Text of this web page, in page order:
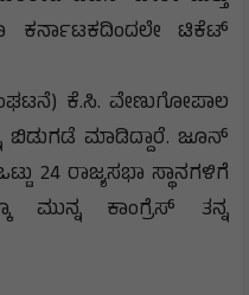
ಟಿಕೆಟ್
ಕೆ.ಸಿ. ವೇಣುಗೋಪಾಲ
ಬಿಡುಗಡೆ ಮಾಡಿದ್ದಾರೆ. ಜೂನ್
24 ರಾಜ್ಯಸಭಾ ಸ್ಥಾನಗಳಿಗೆ
ಮುನ್ನ ಕಾಂಗ್ರೆಸ್ ತನ್ನ